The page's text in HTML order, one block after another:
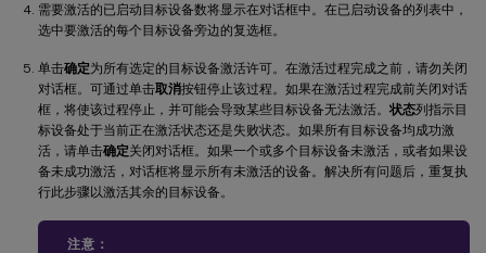
需要激活的已启动目标设备数将显示在对话框中。在已启动设备的列表中，
选中要激活的每个目标设备旁边的复选框。
单击确定为所有选定的目标设备激活许可。在激活过程完成之前，请勿关闭
对话框。可通过单击取消按钮停止该过程。如果在激活过程完成前关闭对话
框，将使该过程停止，并可能会导致某些目标设备无法激活。 状态列指示目
标设备处于当前正在激活状态还是失败状态。如果所有目标设备均成功激
活，请单击确定关闭对话框。如果一个或多个目标设备未激活，或者如果设
备未成功激活，对话框将显示所有未激活的设备。解决所有问题后，重复执
行此步骤以激活其余的目标设备。
注意：